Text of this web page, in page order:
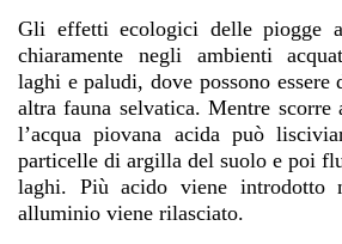
Gli effetti ecologici delle piogge
chiaramente negli ambienti
laghi e paludi, dove possono essere
altra fauna selvatica. Mentre scorre
l’acqua piovana acida può
particelle di argilla del suolo e poi
laghi. Più acido viene introdotto
alluminio viene rilasciato.